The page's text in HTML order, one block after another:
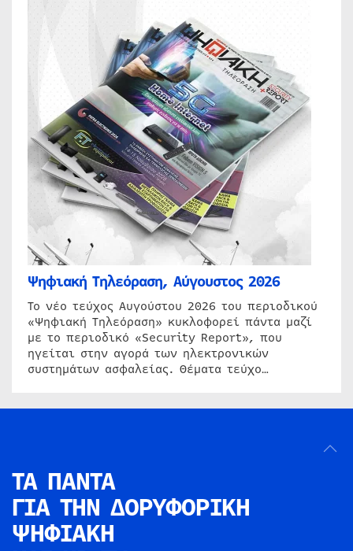
Ψηφιακή Τηλεόραση, Αύγουστος 2026
Το νέο τεύχος Αυγούστου 2026 του περιοδικού
«Ψηφιακή Τηλεόραση» κυκλοφορεί πάντα μαζί
με το περιοδικό «Security Report», που
ηγείται στην αγορά των ηλεκτρονικών
συστημάτων ασφαλείας. Θέματα τεύχο…
ΤΑ ΠΑΝΤΑ
ΓΙΑ ΤΗΝ ΔΟΡΥΦΟΡΙΚΗ
ΨΗΦΙΑΚΗ